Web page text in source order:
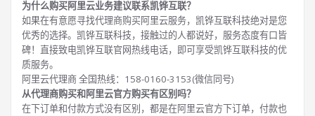
为什么购买阿里云业务建议联系凯铧互联？
如果在有意愿寻找代理商购买阿里云服务，凯铧互联科技绝对是您
优秀的选择。凯铧互联科技，接触过的人都说好，服务态度有口皆
碑！直接致电凯铧互联官网热线电话，即可享受凯铧互联科技的优
质服务。
阿里云代理商 全国热线：158-0160-3153(微信同号)
从代理商购买和阿里云官方购买有区别吗？
在下订单和付款方式没有区别，都是在阿里云官方下订单，付款也